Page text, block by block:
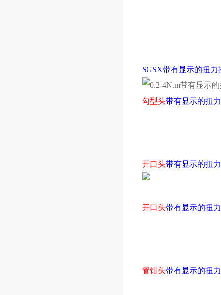
SGSX带有显示的扭力
勾型头带有显示的扭
开口头带有显示的扭
开口头带有显示的扭
管钳头带有显示的扭